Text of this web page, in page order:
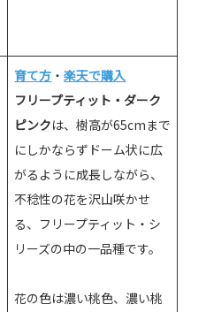
育て方 ・楽天で購入
フリープティット・ダーク
ピンクは、樹高が65cmまで
にしかならずドーム状に広
がるように成長しながら、
不稔性の花を沢山咲かせ
る、フリープティット・シ
リーズの中の一品種です。
花の色は濃い桃色、濃い桃